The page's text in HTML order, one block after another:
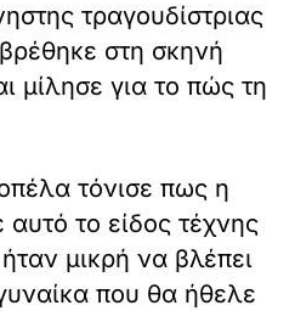
τραγουδίστριας
στη σκηνή
μίλησε για το πώς τη
τόνισε πως η
το είδος τέχνης
μικρή να βλέπει
που θα ήθελε